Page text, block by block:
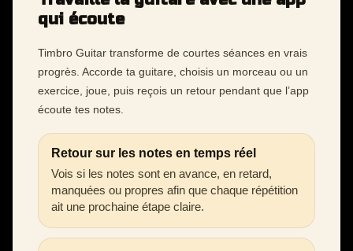
qui écoute
Timbro Guitar transforme de courtes séances en vrais
progrès. Accorde ta guitare, choisis un morceau ou un
exercice, joue, puis reçois un retour pendant que l’app
écoute tes notes.
Retour sur les notes en temps réel
Vois si les notes sont en avance, en retard,
manquées ou propres afin que chaque répétition
ait une prochaine étape claire.